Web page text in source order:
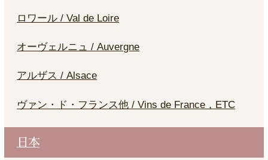
ロワール / Val de Loire
オーヴェルニュ / Auvergne
アルザス / Alsace
ヴァン・ド・フランス他 / Vins de France，ETC
日本